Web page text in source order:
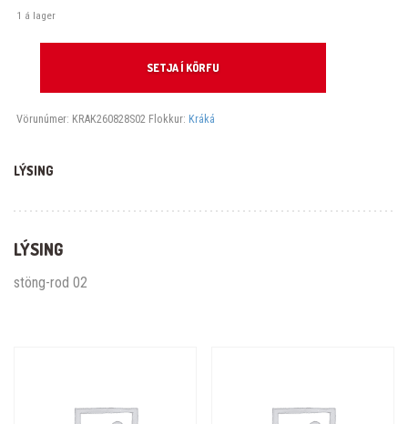
1 á lager
SETJA Í KÖRFU
Vörunúmer: KRAK260828S02 Flokkur: Kráká
LÝSING
LÝSING
stöng-rod 02